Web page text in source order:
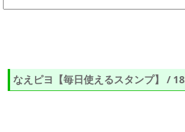
なえピヨ【毎日使えるスタンプ】 / 18